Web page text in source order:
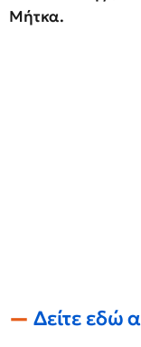
Μήτκα.
Δείτε εδώ